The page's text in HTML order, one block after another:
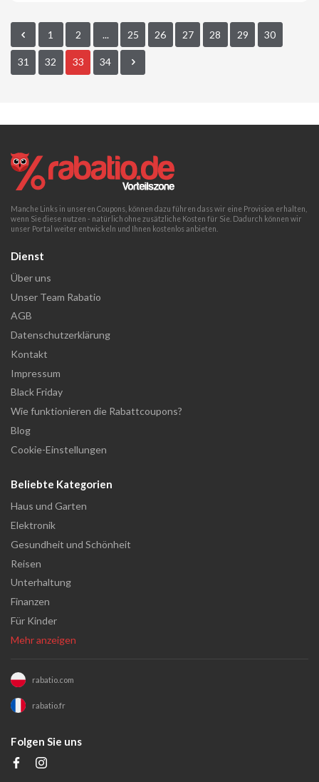
1 2 ... 25 26 27 28 29 30
31 32 33 34
Manche Links in unseren Coupons, können dazu führen dass wir eine Provision erhalten,
wenn Sie diese nutzen - natürlich ohne zusätzliche Kosten für Sie. Dadurch können wir
unser Portal weiter entwickeln und Ihnen kostenlos anbieten.
Dienst
Über uns
Unser Team Rabatio
AGB
Datenschutzerklärung
Kontakt
Impressum
Black Friday
Wie funktionieren die Rabattcoupons?
Blog
Cookie-Einstellungen
Beliebte Kategorien
Haus und Garten
Elektronik
Gesundheit und Schönheit
Reisen
Unterhaltung
Finanzen
Für Kinder
Mehr anzeigen
rabatio.com
rabatio.fr
Folgen Sie uns